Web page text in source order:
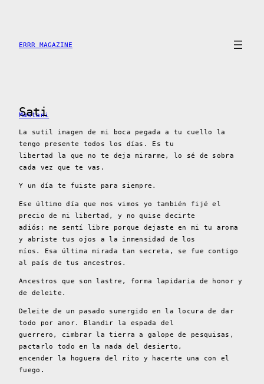
contenido
ERRR MAGAZINE
Sati
Mastani
La sutil imagen de mi boca pegada a tu cuello la
tengo presente todos los días. Es tu
libertad la que no te deja mirarme, lo sé de sobra
cada vez que te vas.
Y un día te fuiste para siempre.
Ese último día que nos vimos yo también fijé el
precio de mi libertad, y no quise decirte
adiós; me sentí libre porque dejaste en mi tu aroma
y abriste tus ojos a la inmensidad de los
míos. Esa última mirada tan secreta, se fue contigo
al país de tus ancestros.
Ancestros que son lastre, forma lapidaria de honor y
de deleite.
Deleite de un pasado sumergido en la locura de dar
todo por amor. Blandir la espada del
guerrero, cimbrar la tierra a galope de pesquisas,
pactarlo todo en la nada del desierto,
encender la hoguera del rito y hacerte una con el
fuego.